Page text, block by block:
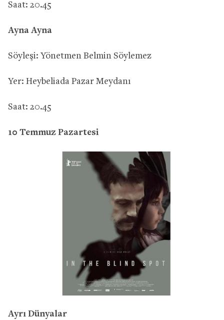
Saat: 20.45
Ayna Ayna
Söyleşi: Yönetmen Belmin Söylemez
Yer: Heybeliada Pazar Meydanı
Saat: 20.45
10 Temmuz Pazartesi
Ayrı Dünyalar